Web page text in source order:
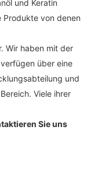
und Keratin
Produkte von denen
Wir haben mit der
über eine
und
Viele ihrer
Sie uns